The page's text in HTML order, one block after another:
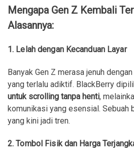
Mengapa Gen Z Kembali
Alasannya:
1. Lelah dengan Kecanduan Layar
Banyak Gen Z merasa jenuh
yang terlalu adiktif. BlackBerry
untuk scrolling tanpa henti,
komunikasi yang esensial. Sebuah
yang kini jadi tren.
2.Tombol Fisik dan Harga